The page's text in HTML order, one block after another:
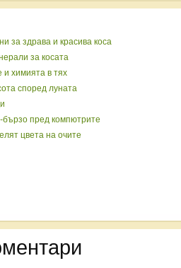
за здрава и красива коса
за косата
химията в тях
според луната
пред компютрите
цвета на очите